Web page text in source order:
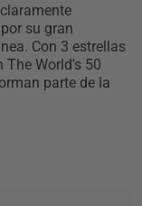
su gran
Con 3 estrellas
The World's 50
parte de la